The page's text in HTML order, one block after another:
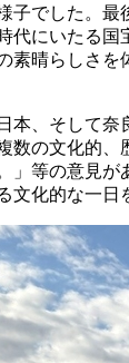
子でした。最
代にいたる国
素晴らしさを
本、そして奈
数の文化的、
」等の意見が
文化的な一日